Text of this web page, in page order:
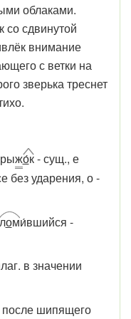
облаками.
сдвинутой
внимание
с ветки на
зверька треснет
жо́к- сущ., е
без ударения, о -
оми́вшийся -
в значении
после шипящего